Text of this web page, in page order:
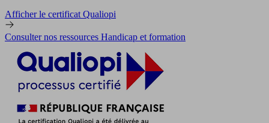
Afficher le certificat Qualiopi
Consulter nos ressources Handicap et formation